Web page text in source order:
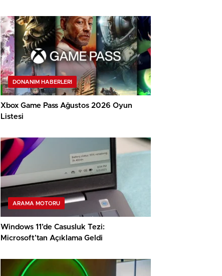
DONANIM HABERLERI
Xbox Game Pass Ağustos 2026 Oyun
Listesi
ARAMA MOTORU
Windows 11’de Casusluk Tezi:
Microsoft’tan Açıklama Geldi